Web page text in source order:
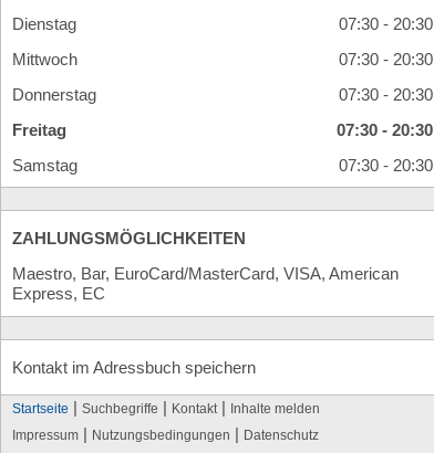
Dienstag
07:30 - 20:30
Mittwoch
07:30 - 20:30
Donnerstag
07:30 - 20:30
Freitag
07:30 - 20:30
Samstag
07:30 - 20:30
ZAHLUNGSMÖGLICHKEITEN
Maestro, Bar, EuroCard/MasterCard, VISA, American
Express, EC
Kontakt im Adressbuch speichern
Startseite | Suchbegriffe | Kontakt | Inhalte melden
Impressum | Nutzungsbedingungen | Datenschutz